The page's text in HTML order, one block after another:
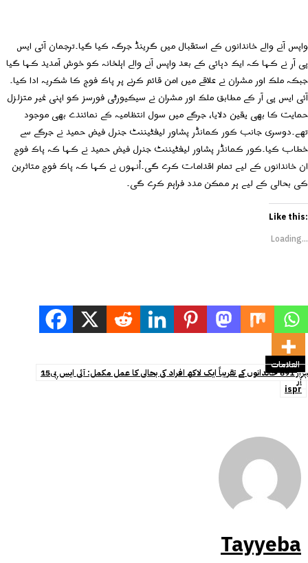
واپس آنے والے خاندانوں کے استقبال میں گرینڈ جرگہ کیا گیا۔ترجمان آئی ایس
پی آر نے کہا کہ ایک دہائی کے بعد واپس آنے والے اہلخانہ کو خوش آمدید کہا گیا
جبکہ ملک اور مشران نے علاقے میں امن قائم کرنے پر پاک فوج کا شکریہ ادا کیا۔
آئی ایس پی آر کے مطابق ملک اور مشران نے سیکیورٹی فورسز کو اپنی غیر متزلزل
حمایت کا بھی یقین دلایا، جرگے میں سول انتظامیہ کے نمائندے بھی موجود
تھے۔دوسری جانب کور کمانڈر پشاور لیفٹیننٹ جنرل فیض حمید نے جرگے سے
خطاب کیا۔کور کمانڈر پشاور لیفٹیننٹ جنرل فیض حمید نے کہا کہ پاک فوج
ان خاندانوں کے لیے تمام اقدامات کرے گی۔اُنہوں نے کہا کہ پاک فوج متاثرین
کی بحالی کے لیے ہر ممکن مدد فراہم کرے گی۔
Like this:
Loading...
العلامات
15ہزار 691 خاندانوں کے تقریباً ایک لاکھ افراد کی بحالی کا عمل مکمل: آئی ایس پی
آر
ispr
Tayyeba